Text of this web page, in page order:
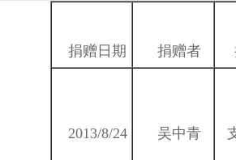
捐赠日期 捐赠者
2013/8/24 吴中青